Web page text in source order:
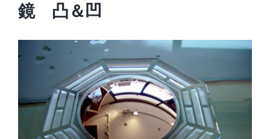
鏡 凸＆凹